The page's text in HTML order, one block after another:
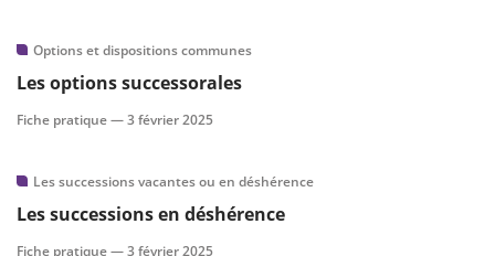
Options et dispositions communes
Les options successorales
Fiche pratique —3 février 2025
Les successions vacantes ou en déshérence
Les successions en déshérence
Fiche pratique —3 février 2025